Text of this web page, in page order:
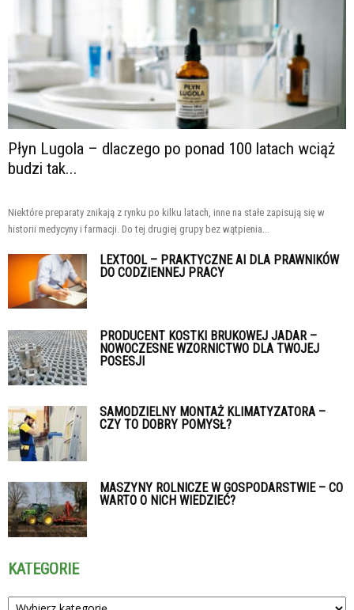
Płyn Lugola – dlaczego po ponad 100 latach wciąż
budzi tak...
Niektóre preparaty znikają z rynku po kilku latach, inne na stałe zapisują się w
historii medycyny i farmacji. Do tej drugiej grupy bez wątpienia...
LEXTOOL – PRAKTYCZNE AI DLA PRAWNIKÓW
DO CODZIENNEJ PRACY
PRODUCENT KOSTKI BRUKOWEJ JADAR –
NOWOCZESNE WZORNICTWO DLA TWOJEJ
POSESJI
SAMODZIELNY MONTAŻ KLIMATYZATORA –
CZY TO DOBRY POMYSŁ?
MASZYNY ROLNICZE W GOSPODARSTWIE – CO
WARTO O NICH WIEDZIEĆ?
KATEGORIE
Kategorie